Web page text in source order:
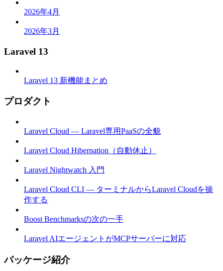
2026年4月
2026年3月
Laravel 13
Laravel 13 新機能まとめ
プロダクト
Laravel Cloud — Laravel専用PaaSの全貌
Laravel Cloud Hibernation（自動休止）
Laravel Nightwatch 入門
Laravel Cloud CLI — ターミナルからLaravel Cloudを操
作する
Boost Benchmarksの次の一手
Laravel AIエージェントがMCPサーバーに対応
パッケージ紹介